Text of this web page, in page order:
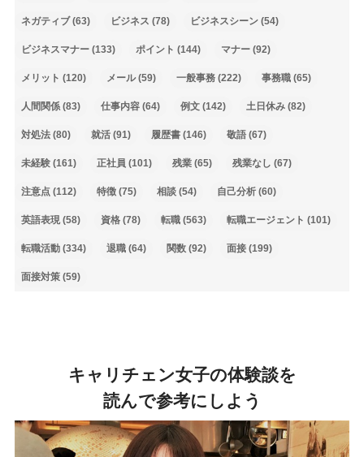
ネガティブ(63) ビジネス (78) ビジネスシーン(54)
ビジネスマナー(133) ポイント (144) マナー(92)
メリット (120) メール(59) 一般事務(222) 事務職(65)
人間関係(83) 仕事内容(64) 例文(142) 土日休み(82)
対処法(80) 就活(91) 履歴書(146) 敬語(67)
未経験(161) 正社員 (101) 残業(65) 残業なし (67)
注意点(112) 特徴(75) 相談(54) 自己分析(60)
英語表現(58) 資格(78) 転職(563) 転職エージェント (101)
転職活動(334) 退職(64) 関数(92) 面接(199)
面接対策(59)
キャリチェン女子の体験談を
読んで参考にしよう